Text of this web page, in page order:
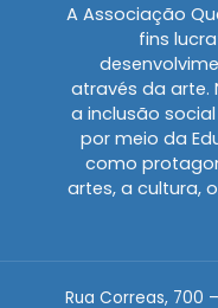
A Associação
fins
através da arte.
a inclusão
por meio da
como
artes, a cultura,
Rua Correas, 700